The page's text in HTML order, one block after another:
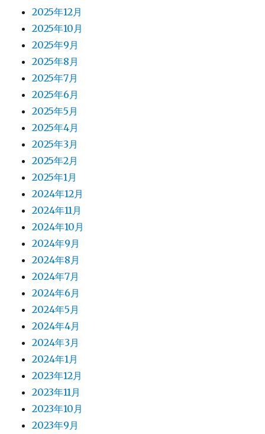
2025年12月
2025年10月
2025年9月
2025年8月
2025年7月
2025年6月
2025年5月
2025年4月
2025年3月
2025年2月
2025年1月
2024年12月
2024年11月
2024年10月
2024年9月
2024年8月
2024年7月
2024年6月
2024年5月
2024年4月
2024年3月
2024年1月
2023年12月
2023年11月
2023年10月
2023年9月